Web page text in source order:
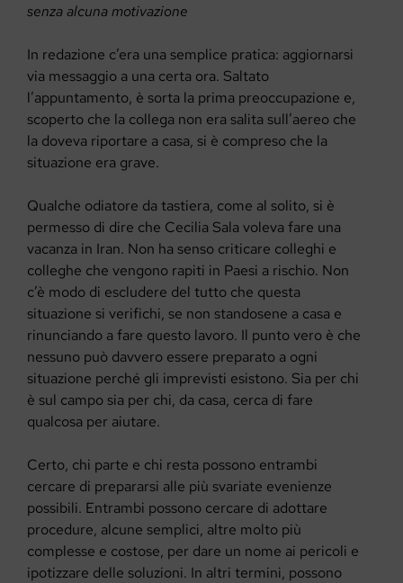
senza alcuna motivazione
In redazione c’era una semplice pratica: aggiornarsi
via messaggio a una certa ora. Saltato
l’appuntamento, è sorta la prima preoccupazione e,
scoperto che la collega non era salita sull’aereo che
la doveva riportare a casa, si è compreso che la
situazione era grave.
Qualche odiatore da tastiera, come al solito, si è
permesso di dire che Cecilia Sala voleva fare una
vacanza in Iran. Non ha senso criticare colleghi e
colleghe che vengono rapiti in Paesi a rischio. Non
c’è modo di escludere del tutto che questa
situazione si verifichi, se non standosene a casa e
rinunciando a fare questo lavoro. Il punto vero è che
nessuno può davvero essere preparato a ogni
situazione perché gli imprevisti esistono. Sia per chi
è sul campo sia per chi, da casa, cerca di fare
qualcosa per aiutare.
Certo, chi parte e chi resta possono entrambi
cercare di prepararsi alle più svariate evenienze
possibili. Entrambi possono cercare di adottare
procedure, alcune semplici, altre molto più
complesse e costose, per dare un nome ai pericoli e
ipotizzare delle soluzioni. In altri termini, possono